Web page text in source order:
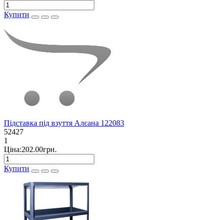
Купити
Підставка під взуття Алєана 122083
52427
1
Ціна:202.00грн.
Купити